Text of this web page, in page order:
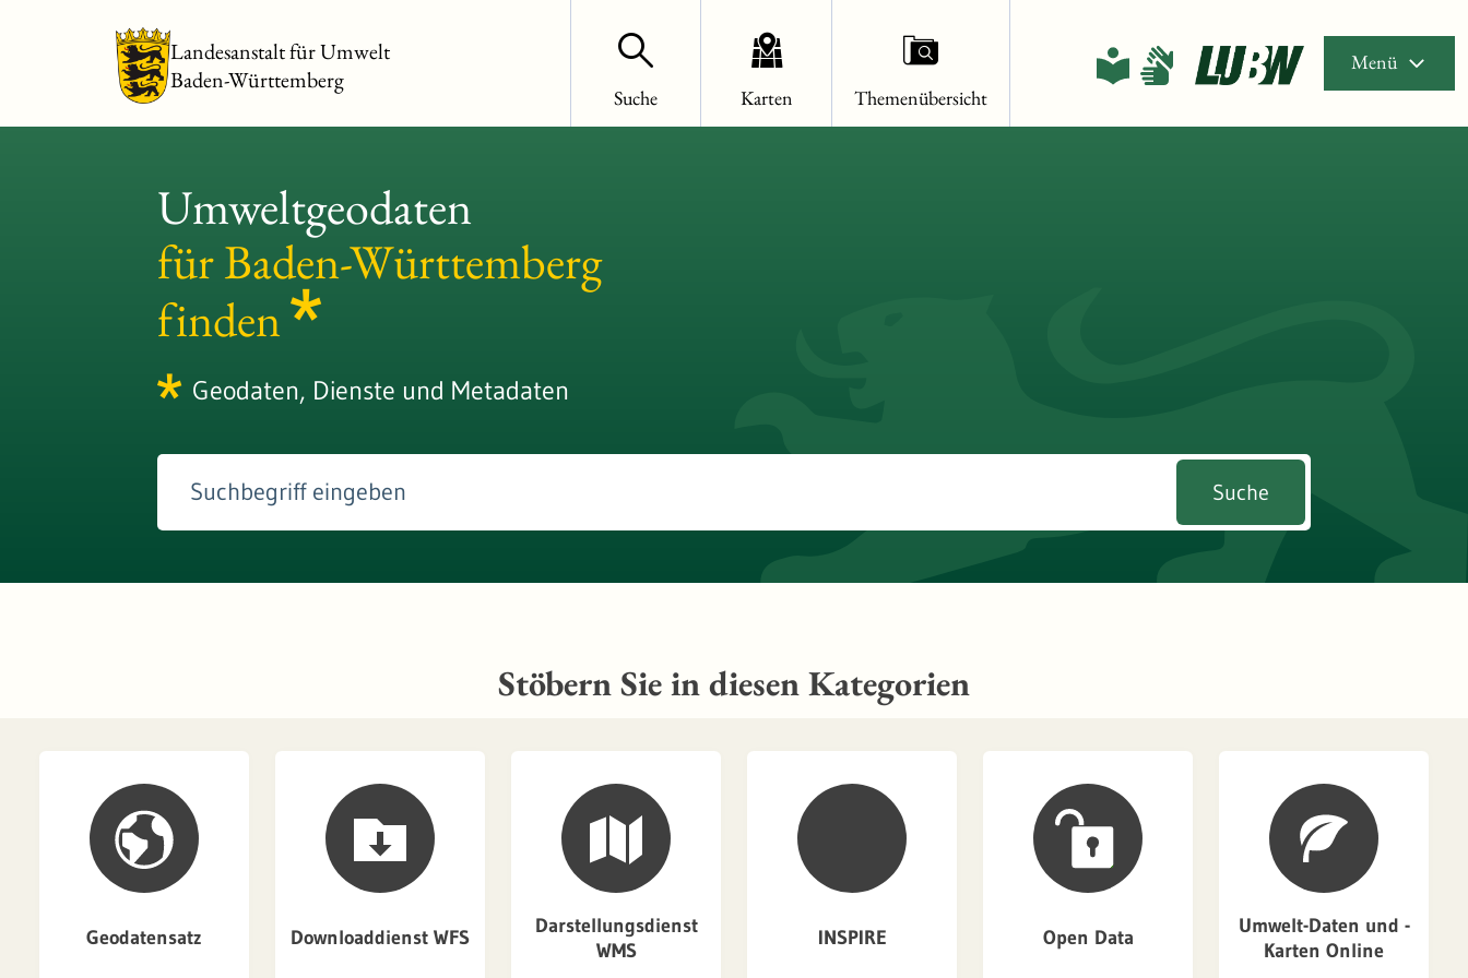
Landesanstalt für Umwelt
Baden-Württemberg
Suche Karten Themenübersicht
Menü
Umweltgeodaten
für Baden-Württemberg
finden
Geodaten, Dienste und Metadaten
Suche
Stöbern Sie in diesen Kategorien
Geodatensatz Downloaddienst WFS
Darstellungsdienst
WMS
INSPIRE Open Data
Umwelt-Daten und -
Karten Online